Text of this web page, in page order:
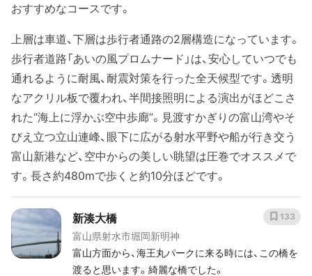
おすすめなコースです。
上層は車道、下層は歩行者通路の2層構造になっています。
歩行者道路「あいの風プロムナード」は、安心していつでも
通れるように耐風、耐震対策を行った全天候型です。透明
なアクリル板で覆われ、半間接照明による演出がほどこさ
れた“海上に浮かぶ空中歩廊”。見渡すかぎりの富山湾やそ
びえ立つ立山連峰、眼下に広がる射水平野や船が行き交う
富山新港など、空中からの美しい眺望は圧巻でオススメで
す。長さ約480mで歩くと約10分ほどです。
新湊大橋
富山県射水市堀岡新明神
富山方面から、海王丸パークに来る時には、この橋を
渡ると思います。綺麗な橋でした。
133